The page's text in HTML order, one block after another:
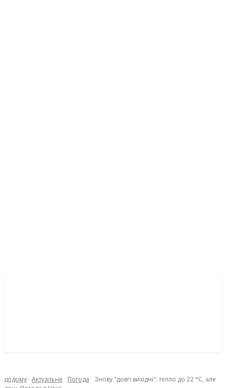
додому Актуальне Погода
Знову "довгі вихідні": тепло до 22 °C, але